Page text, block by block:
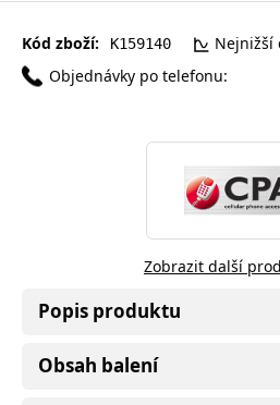
Kód zboží: K159140
Nejnižší
Objednávky po telefonu:
Zobrazit další
Popis produktu
Obsah balení